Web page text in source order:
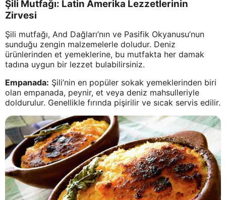
Şili Mutfağı: Latin Amerika Lezzetlerinin
Zirvesi
Şili mutfağı, And Dağları’nın ve Pasifik Okyanusu’nun
sunduğu zengin malzemelerle doludur. Deniz
ürünlerinden et yemeklerine, bu mutfakta her damak
tadına uygun bir lezzet bulabilirsiniz.
Empanada: Şili’nin en popüler sokak yemeklerinden biri
olan empanada, peynir, et veya deniz mahsulleriyle
doldurulur. Genellikle fırında pişirilir ve sıcak servis edilir.